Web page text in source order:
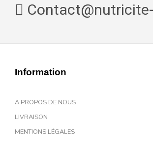
Information
A PROPOS DE NOUS
LIVRAISON
MENTIONS LÉGALES